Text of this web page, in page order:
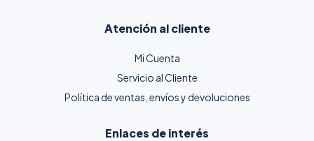
Atención al cliente
Mi Cuenta
Servicio al Cliente
Política de ventas, envíos y devoluciones
Enlaces de interés